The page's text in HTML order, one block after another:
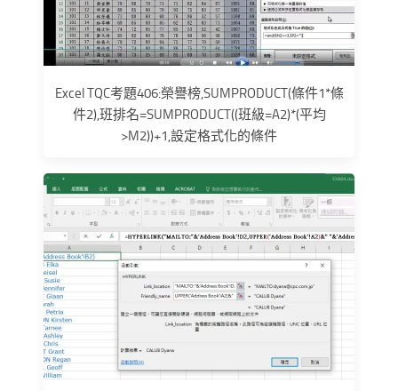
Excel TQC考題406:榮譽榜,SUMPRODUCT(條件1*條
件2),班排名=SUMPRODUCT((班級=A2)*(平均
>M2))+1,設定格式化的條件